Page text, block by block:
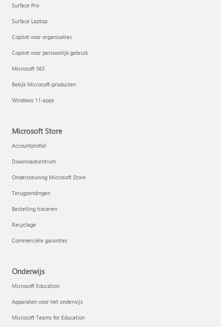
Surface Pro
Surface Laptop
Copilot voor organisaties
Copilot voor persoonlijk gebruik
Microsoft 365
Bekijk Microsoft-producten
Windows 11-apps
Microsoft Store
Accountprofiel
Downloadcentrum
Ondersteuning Microsoft Store
Terugzendingen
Bestelling traceren
Recyclage
Commerciële garanties
Onderwijs
Microsoft Education
Apparaten voor het onderwijs
Microsoft Teams for Education